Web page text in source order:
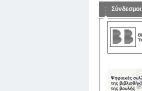
Σύνδεσμοι